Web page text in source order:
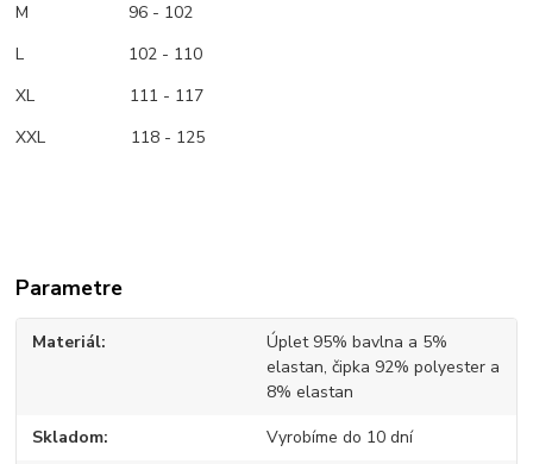
M
96 - 102
L 102 - 110
XL 111 - 117
XXL 118 - 125
Parametre
Materiál
Úplet 95% bavlna a 5%
elastan, čipka 92% polyester a
8% elastan
Skladom Vyrobíme do 10 dní